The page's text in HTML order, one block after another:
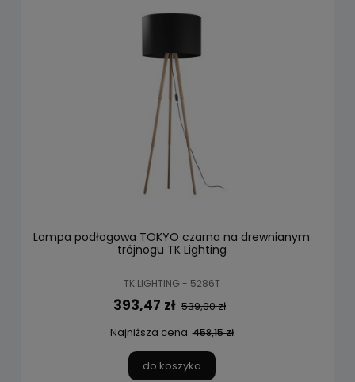
Lampa podłogowa TOKYO czarna na drewnianym
trójnogu TK Lighting
TK LIGHTING - 5286T
393,47 zł 539,00 zł
Najniższa cena:458,15 zł
do koszyka